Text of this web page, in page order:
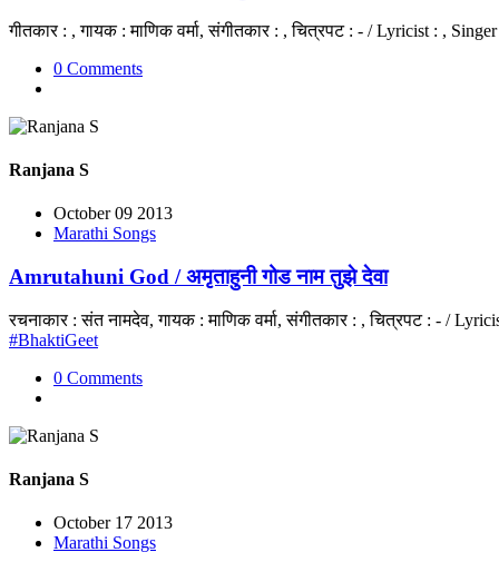
गीतकार : , गायक : माणिक वर्मा, संगीतकार : , चित्रपट : - / Lyricist : ,
0 Comments
Ranjana S
October 09 2013
Marathi Songs
Amrutahuni God / अमृताहुनी गोड नाम तुझे देवा
रचनाकार : संत नामदेव, गायक : माणिक वर्मा, संगीतकार : , चित्रपट : - /
#BhaktiGeet
0 Comments
Ranjana S
October 17 2013
Marathi Songs